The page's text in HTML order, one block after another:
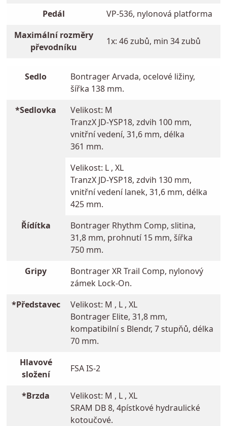
Pedál
VP-536, nylonová platforma
Maximální rozměry
převodníku
1x: 46 zubů, min 34 zubů
Sedlo
Bontrager Arvada, ocelové ližiny,
šířka 138 mm.
*Sedlovka
Velikost: M
TranzX JD-YSP18, zdvih 100 mm,
vnitřní vedení, 31,6 mm, délka
361 mm.
Velikost: L , XL
TranzX JD-YSP18, zdvih 130 mm,
vnitřní vedení lanek, 31,6 mm, délka
425 mm.
Řídítka
Bontrager Rhythm Comp, slitina,
31,8 mm, prohnutí 15 mm, šířka
750 mm.
Gripy
Bontrager XR Trail Comp, nylonový
zámek Lock-On.
*Představec
Velikost: M , L , XL
Bontrager Elite, 31,8 mm,
kompatibilní s Blendr, 7 stupňů, délka
70 mm.
Hlavové
složení
FSA IS-2
*Brzda
Velikost: M , L , XL
SRAM DB 8, 4pístkové hydraulické
kotoučové.